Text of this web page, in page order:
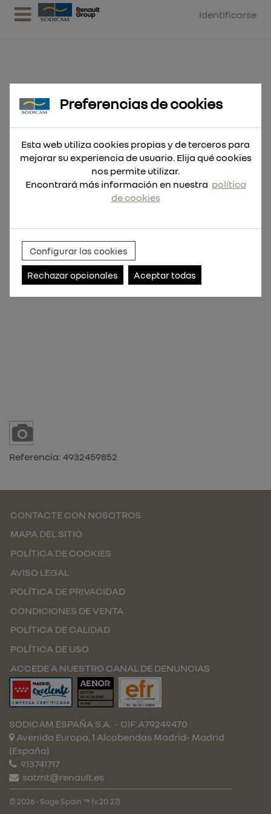
Identificarse
Broca Thunderweb HSS-G 4,9 - 10
uds
Referencia: 4932459852
CONTACTE CON NOSOTROS
MAPA DEL SITIO
POLÍTICA DE COOKIES
AVISO LEGAL
POLÍTICA DE PRIVACIDAD
CONDICIONES DE VENTA
POLÍTICA DE CALIDAD
POLÍTICA DE USO
ACCEDE A NUESTRO CANAL DE DENUNCIAS
SODICAM ESPAÑA S.A. - CIF:A79249470
Avenida Europa, 1 Alcobendas Madrid- Madrid
(España)
913741717
satmt@renault.es
© 2026 - Sage Spain ™ (v.20.27)
Preferencias de cookies
Esta web utiliza cookies propias y de terceros para
mejorar su experiencia de usuario. Elija qué cookies
nos permite utilizar.
Encontrará más información en nuestra política
de cookies
Configurar las cookies
Rechazar opcionales Aceptar todas